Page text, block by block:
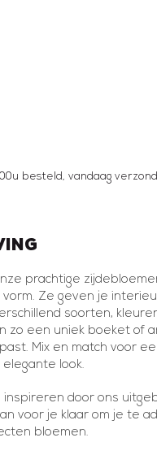
besteld, vandaag
prachtige
Ze geven je
soorten,
zo een uniek boeket of
Mix en match voor
look.
inspireren door ons
voor je klaar om je te
bloemen.